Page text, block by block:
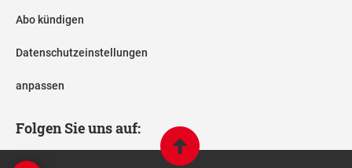
Abo kündigen
Datenschutzeinstellungen
anpassen
Folgen Sie uns auf: